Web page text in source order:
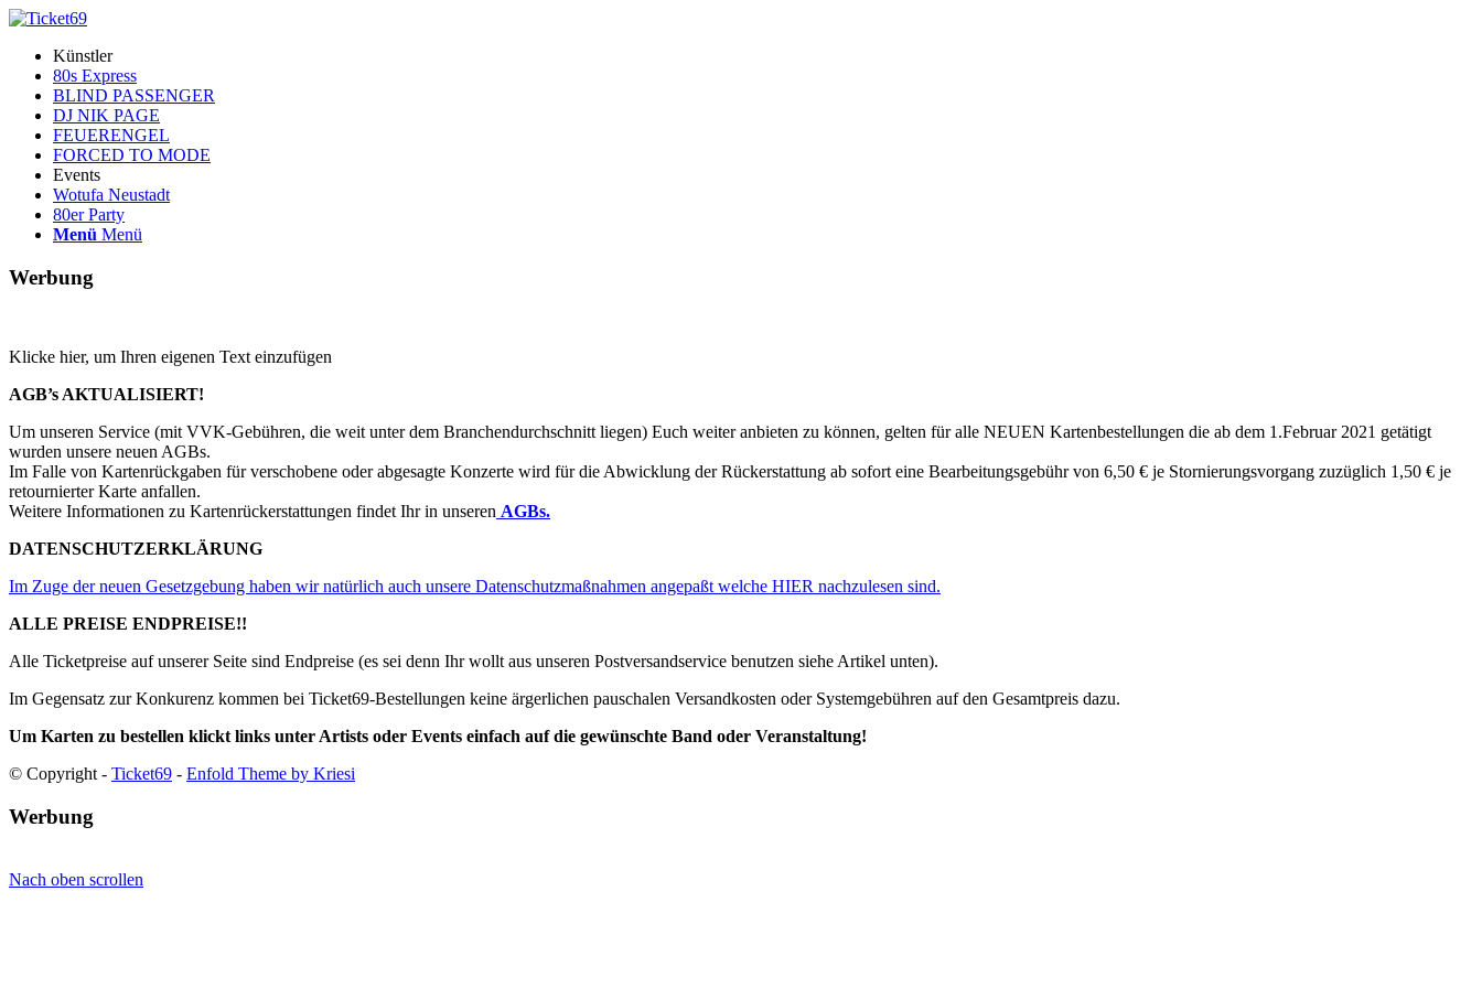
Künstler
80s Express
BLIND PASSENGER
DJ NIK PAGE
FEUERENGEL
FORCED TO MODE
Events
Wotufa Neustadt
80er Party
Menü Menü
Werbung
Klicke hier, um Ihren eigenen Text einzufügen
AGB’s AKTUALISIERT!
Um unseren Service (mit VVK-Gebühren, die weit unter dem Branchendurchschnitt liegen) Euch weiter anbieten zu können, gelten für alle NEUEN Kartenbestellungen die ab dem 1.Februar 2021 getätigt
wurden unsere neuen AGBs.
Im Falle von Kartenrückgaben für verschobene oder abgesagte Konzerte wird für die Abwicklung der Rückerstattung ab sofort eine Bearbeitungsgebühr von 6,50 € je Stornierungsvorgang zuzüglich 1,50 € je
retournierter Karte anfallen.
Weitere Informationen zu Kartenrückerstattungen findet Ihr in unseren AGBs.
DATENSCHUTZERKLÄRUNG
Im Zuge der neuen Gesetzgebung haben wir natürlich auch unsere Datenschutzmaßnahmen angepaßt welche HIER nachzulesen sind.
ALLE PREISE ENDPREISE!!
Alle Ticketpreise auf unserer Seite sind Endpreise (es sei denn Ihr wollt aus unseren Postversandservice benutzen siehe Artikel unten).
Im Gegensatz zur Konkurenz kommen bei Ticket69-Bestellungen keine ärgerlichen pauschalen Versandkosten oder Systemgebühren auf den Gesamtpreis dazu.
Um Karten zu bestellen klickt links unter Artists oder Events einfach auf die gewünschte Band oder Veranstaltung!
© Copyright - Ticket69 - Enfold Theme by Kriesi
Werbung
Nach oben scrollen